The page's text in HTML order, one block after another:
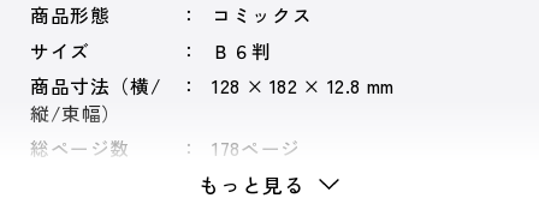
商品形態
コミックス
サイズ
Ｂ６判
商品寸法（横/
縦/束幅）
128 × 182 × 12.8 mm
総ページ数 178ページ
もっと見る